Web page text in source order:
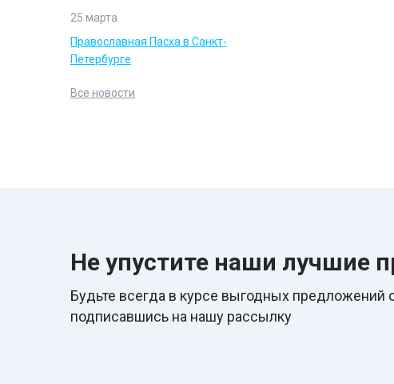
25 марта
Православная Пасха в Санкт-
Петербурге
Все новости
Не упустите наши лучшие
Будьте всегда в курcе выгодных предложений
подписавшись на нашу рассылку